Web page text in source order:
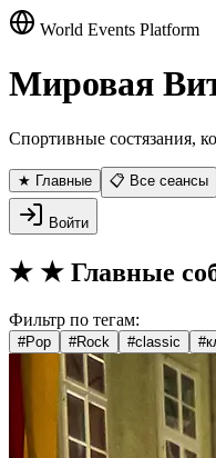
World Events Platform
Мировая
Спортивные состязания,
★ Главные 📋 Все сеансы
Войти
★ ★ Главные
Фильтр по тегам:
#Pop #Rock #classic #